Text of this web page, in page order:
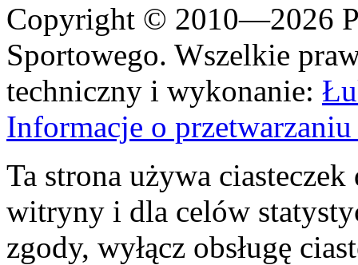
Copyright © 2010—2026
Sportowego. Wszelkie
techniczny i wykonanie:
Informacje o
Ta strona używa
witryny i dla celów
zgody, wyłącz obsługę